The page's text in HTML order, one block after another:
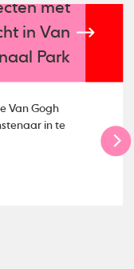
mét
in Van
Park
Van Gogh
in te